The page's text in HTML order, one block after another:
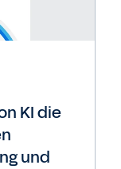
KI die
und